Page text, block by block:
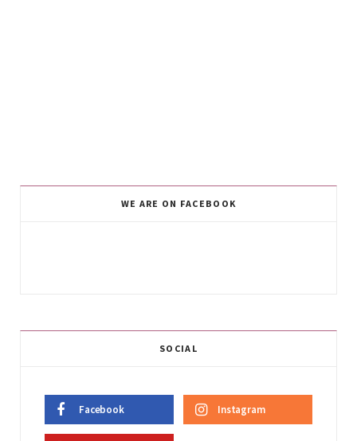
WE ARE ON FACEBOOK
SOCIAL
Facebook Instagram